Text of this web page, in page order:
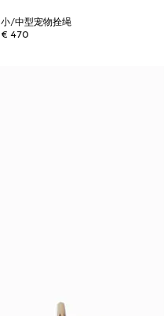
小/中型宠物拴绳
€ 470